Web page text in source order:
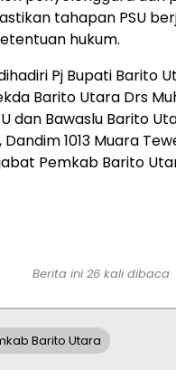
tahapan PSU
hukum.
Pj Bupati Barito
Barito Utara Drs
dan Bawaslu Barito
1013 Muara
Pemkab Barito
Berita ini 26 kali dibaca
Barito Utara